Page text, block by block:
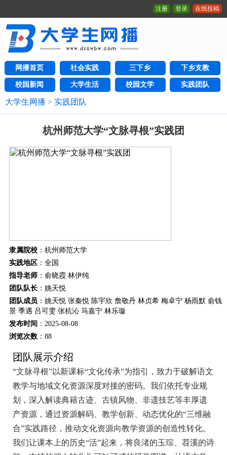
注册 登录 在线投稿
网播首页 社会实践 三下乡 下乡支教
校园新闻 大学生活 校园文学 实践团队
大学生网播 > 实践团队
杭州师范大学“文脉寻根”实践团
隶属院校：杭州师范大学
实践地区：全国
指导老师：俞晓霞 林伊纯
团队队长：姚天悦
团队成员 ：姚天悦 张秦悦 陈宇欣 詹敬丹 林贞希 梅卓宁 杨雨默 俞钱
景 季遇 吕可雯 张杭沁 马嘉宁 林乐璇
发布时间 ：2025-08-08
浏览次数： 88
团队展示介绍
“文脉寻根”以新课标“文化传承”为指引，致力于破解语文
教学与地域文化资源深度对接的密码。我们依托专业规
划，深入解读典籍古迹、古镇风物、非遗技艺等丰厚遗
产资源，通过资源解码、教学创新、动态优化的“三维融
合”实践路径，推动文化资源向教学资源的创造性转化。
我们让课本上的历史“活”起来，将良渚的玉琮、苕溪的诗